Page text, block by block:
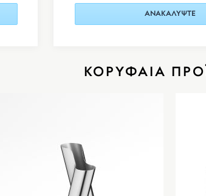
ΑΝΑΚΑΛΥΨΤΕ
ΚΟΡΥΦΑΙΑ